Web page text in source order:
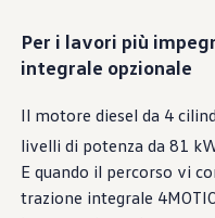
App California
Car-Net
Aggiornamento
Video tutorial
Disattivazione
Marchio ed esperienza
Nostro marchio
Van Journal
Le generazioni
Per i lavori più
integrale opzionale
Il motore diesel da 4
livelli di potenza da 81
E quando il percorso vi
trazione integrale